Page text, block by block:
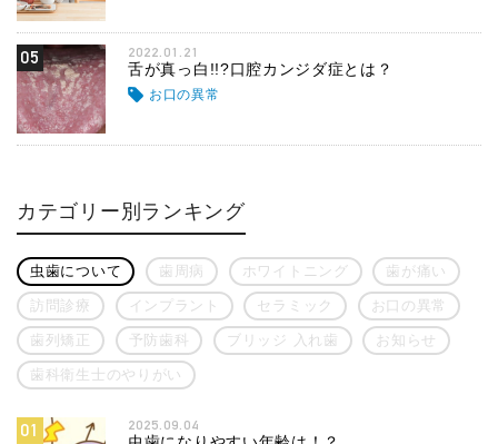
05 2022.01.21
舌が真っ白!!?口腔カンジダ症とは？
お口の異常
カテゴリー別ランキング
虫歯について 歯周病 ホワイトニング 歯が痛い
訪問診療 インプラント セラミック お口の異常
歯列矯正 予防歯科 ブリッジ 入れ歯 お知らせ
歯科衛生士のやりがい
01 2025.09.04